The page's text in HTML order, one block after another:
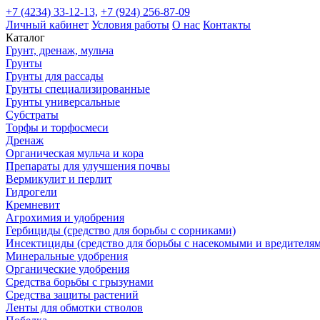
+7 (4234) 33-12-13, +7 (924) 256-87-09
Личный кабинет Условия работы О нас Контакты
Каталог
Грунт, дренаж, мульча
Грунты
Грунты для рассады
Грунты специализированные
Грунты универсальные
Субстраты
Торфы и торфосмеси
Дренаж
Органическая мульча и кора
Препараты для улучшения почвы
Вермикулит и перлит
Гидрогели
Кремневит
Агрохимия и удобрения
Гербициды (средство для борьбы с сорниками)
Инсектициды (средство для борьбы с насекомыми и
Минеральные удобрения
Органические удобрения
Средства борьбы с грызунами
Средства защиты растений
Ленты для обмотки стволов